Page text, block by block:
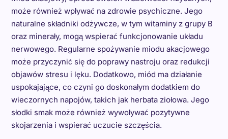
może również wpływać na zdrowie psychiczne. Jego
naturalne składniki odżywcze, w tym witaminy z grupy B
oraz minerały, mogą wspierać funkcjonowanie układu
nerwowego. Regularne spożywanie miodu akacjowego
może przyczynić się do poprawy nastroju oraz redukcji
objawów stresu i lęku. Dodatkowo, miód ma działanie
uspokajające, co czyni go doskonałym dodatkiem do
wieczornych napojów, takich jak herbata ziołowa. Jego
słodki smak może również wywoływać pozytywne
skojarzenia i wspierać uczucie szczęścia.